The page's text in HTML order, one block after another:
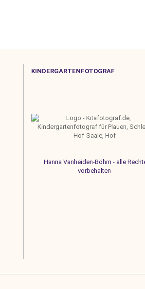
KINDERGARTENFOTOGRAF
Hanna Vanheiden-Böhm - alle
vorbehalten